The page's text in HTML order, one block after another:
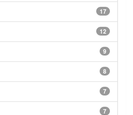
17
12
9
8
7
7